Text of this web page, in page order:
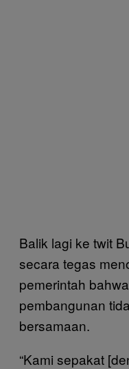
Balik lagi ke twit
secara tegas
pemerintah
pembangunan
bersamaan.
“Kami sepakat